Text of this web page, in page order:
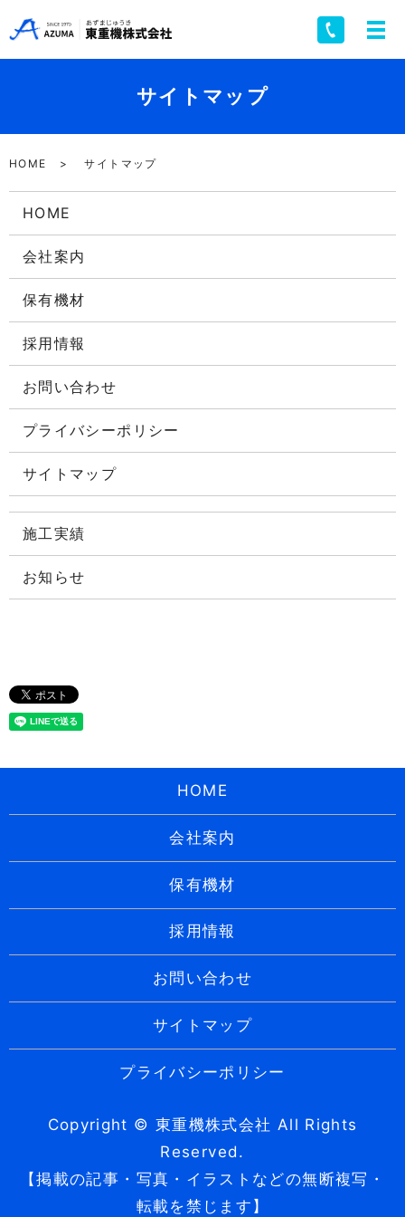
サイトマップ
HOME サイトマップ
HOME
会社案内
保有機材
採用情報
お問い合わせ
プライバシーポリシー
サイトマップ
施工実績
お知らせ
HOME
会社案内
保有機材
採用情報
お問い合わせ
サイトマップ
プライバシーポリシー
Copyright © 東重機株式会社 All Rights
Reserved.
【掲載の記事・写真・イラストなどの無断複写・
転載を禁じます】